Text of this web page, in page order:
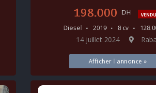
198.000 DH
Diesel 2019 8 cv
14 juillet 2024
Afficher l'annonce »